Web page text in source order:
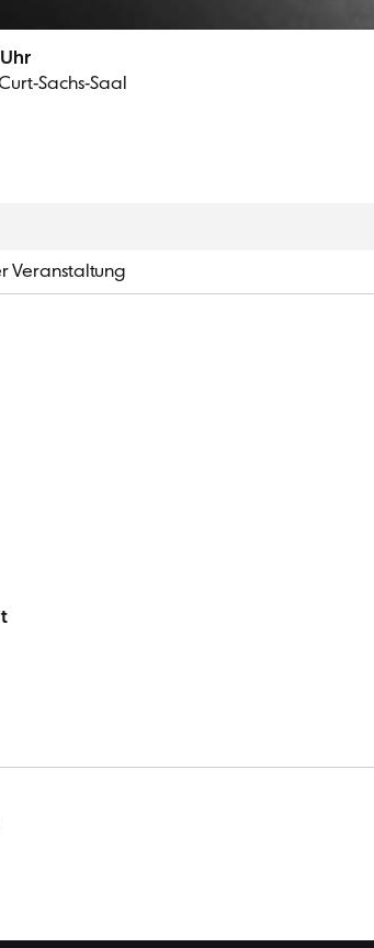
Sachs-Saal
Veranstaltung